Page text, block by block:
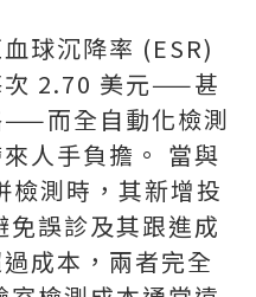
球沉降率 (ESR)
次 2.70 美元——甚
而全自動化檢測
人手負擔。 當與
檢測時，其新增投
誤診及其跟進成
成本，兩者完全